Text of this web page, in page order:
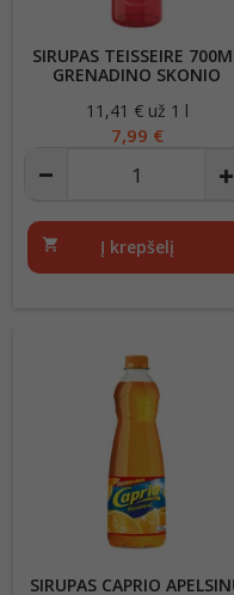
SIRUPAS TEISSEIRE
GRENADINO SKONIO
Kaina
11,41 € už 1 l
7,99 €
shopping_cart Į krepšelį
SIRUPAS CAPRIO